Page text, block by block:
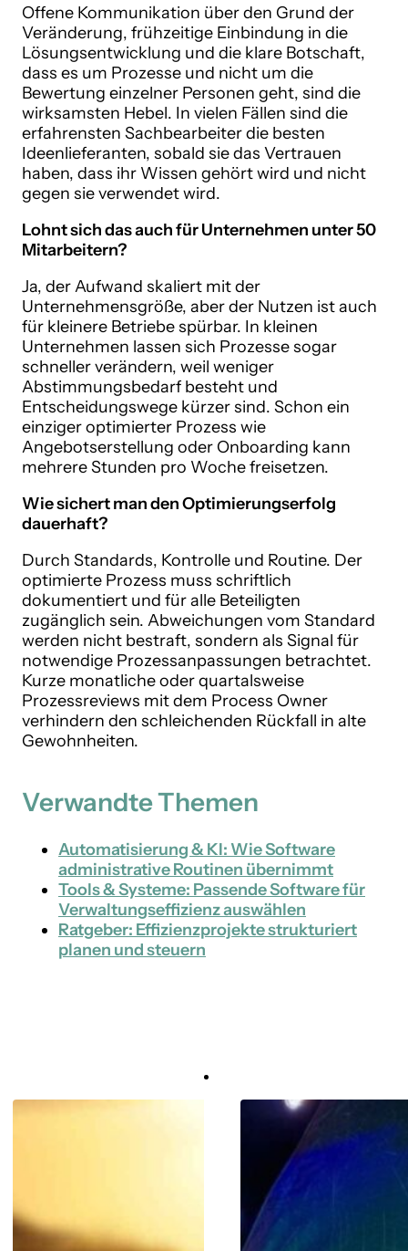
Offene Kommunikation über den Grund der
Veränderung, frühzeitige Einbindung in die
Lösungsentwicklung und die klare Botschaft,
dass es um Prozesse und nicht um die
Bewertung einzelner Personen geht, sind die
wirksamsten Hebel. In vielen Fällen sind die
erfahrensten Sachbearbeiter die besten
Ideenlieferanten, sobald sie das Vertrauen
haben, dass ihr Wissen gehört wird und nicht
gegen sie verwendet wird.
Lohnt sich das auch für Unternehmen unter 50
Mitarbeitern?
Ja, der Aufwand skaliert mit der
Unternehmensgröße, aber der Nutzen ist auch
für kleinere Betriebe spürbar. In kleinen
Unternehmen lassen sich Prozesse sogar
schneller verändern, weil weniger
Abstimmungsbedarf besteht und
Entscheidungswege kürzer sind. Schon ein
einziger optimierter Prozess wie
Angebotserstellung oder Onboarding kann
mehrere Stunden pro Woche freisetzen.
Wie sichert man den Optimierungserfolg
dauerhaft?
Durch Standards, Kontrolle und Routine. Der
optimierte Prozess muss schriftlich
dokumentiert und für alle Beteiligten
zugänglich sein. Abweichungen vom Standard
werden nicht bestraft, sondern als Signal für
notwendige Prozessanpassungen betrachtet.
Kurze monatliche oder quartalsweise
Prozessreviews mit dem Process Owner
verhindern den schleichenden Rückfall in alte
Gewohnheiten.
Verwandte Themen
Automatisierung & KI: Wie Software
administrative Routinen übernimmt
Tools & Systeme: Passende Software für
Verwaltungseffizienz auswählen
Ratgeber: Effizienzprojekte strukturiert
planen und steuern